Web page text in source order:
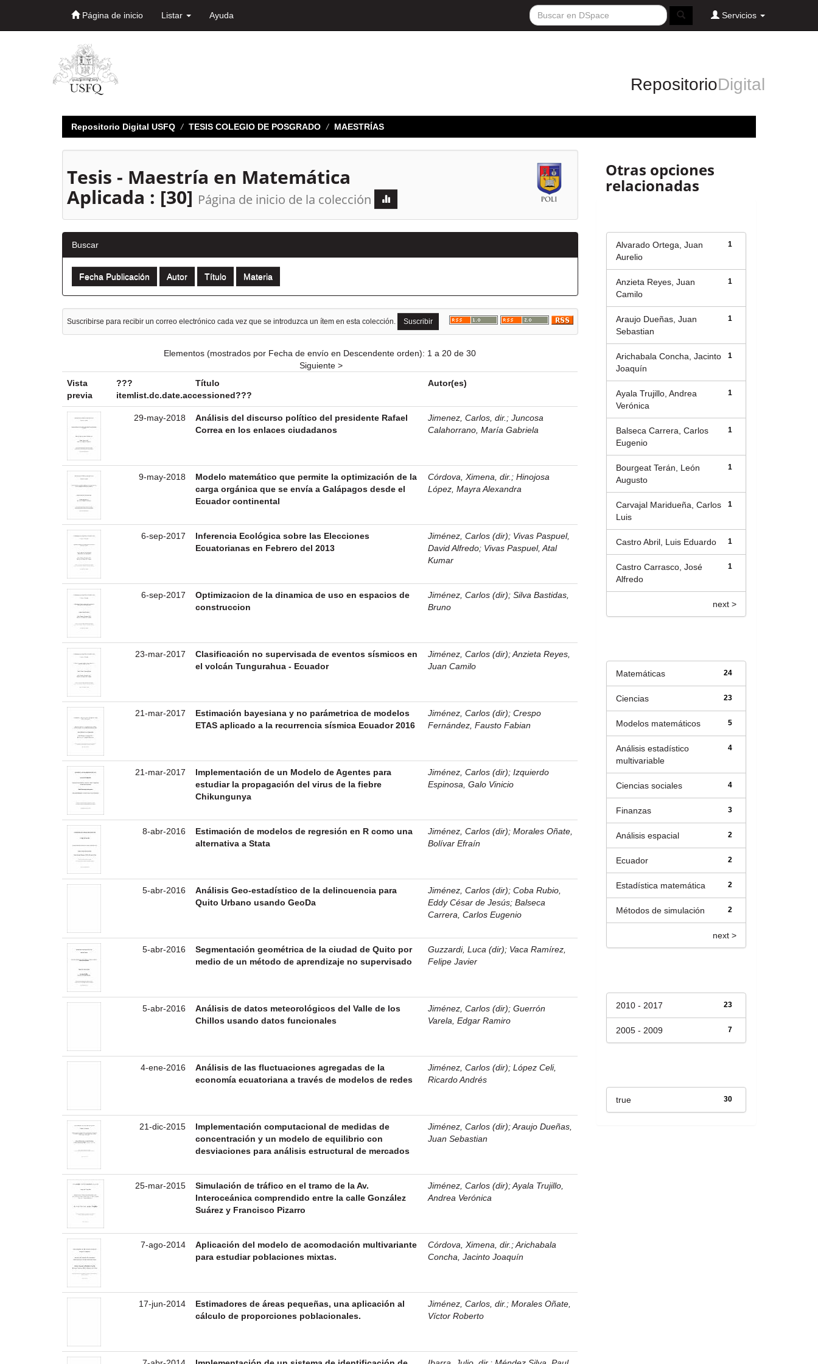
Página de inicio Listar Ayuda Servicios
RepositorioDigital
Repositorio Digital USFQ TESIS COLEGIO DE POSGRADO MAESTRÍAS
Tesis - Maestría en Matemática
Aplicada : [30] Página de inicio de la colección
Buscar
Suscribirse para recibir un correo electrónico cada vez que se introduzca un ítem en esta colección.
Elementos (mostrados por Fecha de envío en Descendente orden): 1 a 20 de 30
Siguiente >
Vista
previa
???
itemlist.dc.date.accessioned???
Título Autor(es)
29-may-2018
Análisis del discurso político del presidente Rafael
Correa en los enlaces ciudadanos
Jimenez, Carlos, dir. ;Juncosa
Calahorrano, María Gabriela
9-may-2018
Modelo matemático que permite la optimización de la
carga orgánica que se envía a Galápagos desde el
Ecuador continental
Córdova, Ximena, dir. ;Hinojosa
López, Mayra Alexandra
6-sep-2017
Inferencia Ecológica sobre las Elecciones
Ecuatorianas en Febrero del 2013
Jiménez, Carlos (dir); Vivas Paspuel,
David Alfredo; Vivas Paspuel, Atal
Kumar
6-sep-2017
Optimizacion de la dinamica de uso en espacios de
construccion
Jiménez, Carlos (dir);Silva Bastidas,
Bruno
23-mar-2017
Clasificación no supervisada de eventos sísmicos en
el volcán Tungurahua - Ecuador
Jiménez, Carlos (dir);Anzieta Reyes,
Juan Camilo
21-mar-2017
Estimación bayesiana y no parámetrica de modelos
ETAS aplicado a la recurrencia sísmica Ecuador 2016
Jiménez, Carlos (dir);Crespo
Fernández, Fausto Fabian
21-mar-2017
Implementación de un Modelo de Agentes para
estudiar la propagación del virus de la fiebre
Chikungunya
Jiménez, Carlos (dir);Izquierdo
Espinosa, Galo Vinicio
8-abr-2016
Estimación de modelos de regresión en R como una
alternativa a Stata
Jiménez, Carlos (dir);Morales Oñate,
Bolívar Efraín
5-abr-2016
Análisis Geo-estadístico de la delincuencia para
Quito Urbano usando GeoDa
Jiménez, Carlos (dir);Coba Rubio,
Eddy César de Jesús;Balseca
Carrera, Carlos Eugenio
5-abr-2016
Segmentación geométrica de la ciudad de Quito por
medio de un método de aprendizaje no supervisado
Guzzardi, Luca (dir); Vaca Ramírez,
Felipe Javier
5-abr-2016
Análisis de datos meteorológicos del Valle de los
Chillos usando datos funcionales
Jiménez, Carlos (dir);Guerrón
Varela, Edgar Ramiro
4-ene-2016
Análisis de las fluctuaciones agregadas de la
economía ecuatoriana a través de modelos de redes
Jiménez, Carlos (dir);López Celi,
Ricardo Andrés
21-dic-2015
Implementación computacional de medidas de
concentración y un modelo de equilibrio con
desviaciones para análisis estructural de mercados
Jiménez, Carlos (dir);Araujo Dueñas,
Juan Sebastian
25-mar-2015
Simulación de tráfico en el tramo de la Av.
Interoceánica comprendido entre la calle González
Suárez y Francisco Pizarro
Jiménez, Carlos (dir);Ayala Trujillo,
Andrea Verónica
7-ago-2014
Aplicación del modelo de acomodación multivariante
para estudiar poblaciones mixtas.
Córdova, Ximena, dir. ;Arichabala
Concha, Jacinto Joaquín
17-jun-2014
Estimadores de áreas pequeñas, una aplicación al
cálculo de proporciones poblacionales.
Jiménez, Carlos, dir. ;Morales Oñate,
Víctor Roberto
Otras opciones
relacionadas
1
Alvarado Ortega, Juan
Aurelio
1
Anzieta Reyes, Juan
Camilo
1
Araujo Dueñas, Juan
Sebastian
1
Arichabala Concha, Jacinto
Joaquín
1
Ayala Trujillo, Andrea
Verónica
1
Balseca Carrera, Carlos
Eugenio
1
Bourgeat Terán, León
Augusto
1
Carvajal Maridueña, Carlos
Luis
1
Castro Abril, Luis Eduardo
1
Castro Carrasco, José
Alfredo
next >
24
Matemáticas
23
Ciencias
5
Modelos matemáticos
4
Análisis estadístico
multivariable
4
Ciencias sociales
3
Finanzas
2
Análisis espacial
2
Ecuador
2
Estadística matemática
2
Métodos de simulación
next >
23
2010 - 2017
7
2005 - 2009
30
true